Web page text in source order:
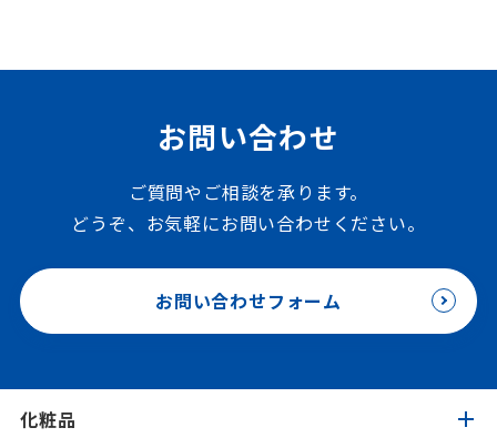
お問い合わせ
ご質問やご相談を承ります。
どうぞ、お気軽にお問い合わせください。
お問い合わせフォーム
化粧品